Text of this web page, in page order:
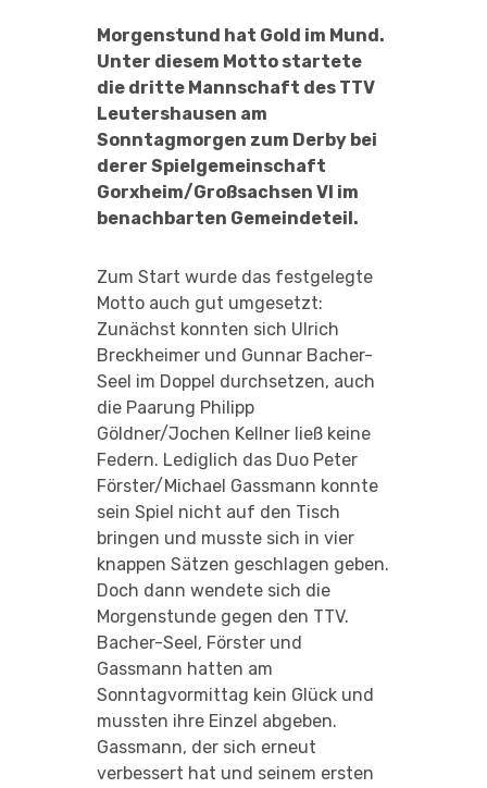
Morgenstund hat Gold im Mund.
Unter diesem Motto startete
die dritte Mannschaft des TTV
Leutershausen am
Sonntagmorgen zum Derby bei
derer Spielgemeinschaft
Gorxheim/Großsachsen VI im
benachbarten Gemeindeteil.
Zum Start wurde das festgelegte
Motto auch gut umgesetzt:
Zunächst konnten sich Ulrich
Breckheimer und Gunnar Bacher-
Seel im Doppel durchsetzen, auch
die Paarung Philipp
Göldner/Jochen Kellner ließ keine
Federn. Lediglich das Duo Peter
Förster/Michael Gassmann konnte
sein Spiel nicht auf den Tisch
bringen und musste sich in vier
knappen Sätzen geschlagen geben.
Doch dann wendete sich die
Morgenstunde gegen den TTV.
Bacher-Seel, Förster und
Gassmann hatten am
Sonntagvormittag kein Glück und
mussten ihre Einzel abgeben.
Gassmann, der sich erneut
verbessert hat und seinem ersten